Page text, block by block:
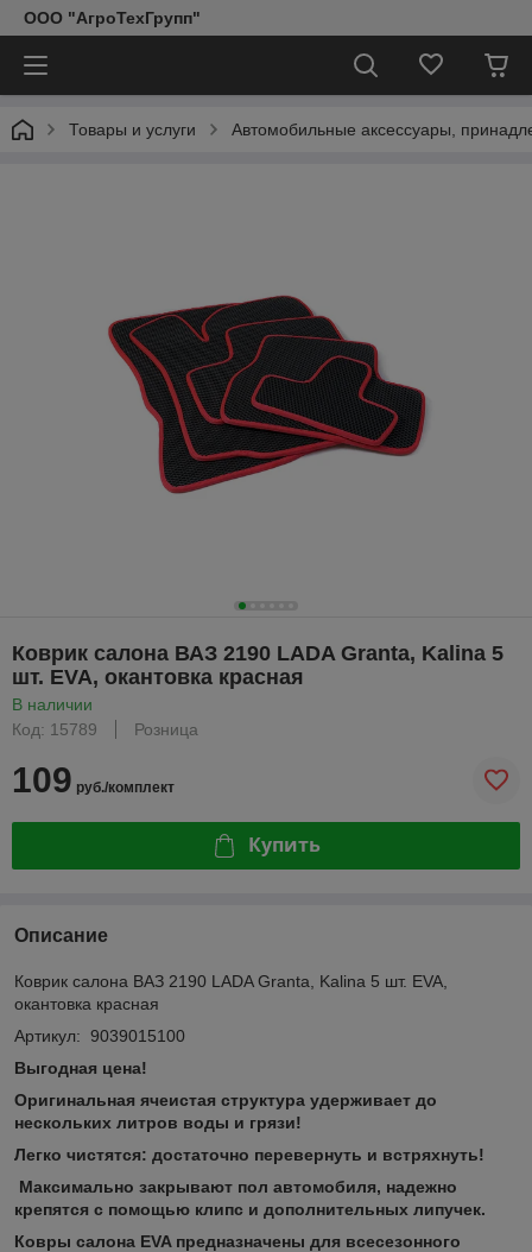
ООО "АгроТехГрупп"
Товары и услуги Автомобильные аксессуары,
Коврик салона ВАЗ 2190 LADA Granta, Kalina 5
шт. EVA, окантовка красная
В наличии
Код: 15789
Розница
109 руб./комплект
Купить
Описание
Коврик салона ВАЗ 2190 LADA Granta, Kalina 5 шт. EVA,
окантовка красная
Артикул: 9039015100
Выгодная цена!
Оригинальная ячеистая структура удерживает до
нескольких литров воды и грязи!
Легко чистятся: достаточно перевернуть и встряхнуть!
Максимально закрывают пол автомобиля, надежно
крепятся с помощью клипс и дополнительных липучек.
Ковры салона EVA предназначены для всесезонного